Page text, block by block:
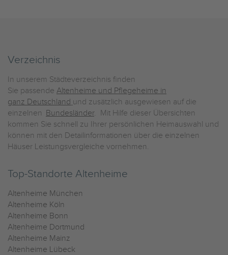
Verzeichnis
In unserem Städteverzeichnis finden
Sie passende Altenheime und Pflegeheime in
ganz Deutschland und zusätzlich ausgewiesen auf die
einzelnen Bundesländer. Mit Hilfe dieser Übersichten
kommen Sie schnell zu Ihrer persönlichen Heimauswahl und
können mit den Detailinformationen über die einzelnen
Häuser Leistungsvergleiche vornehmen.
Top-Standorte Altenheime
Altenheime München
Altenheime Köln
Altenheime Bonn
Altenheime Dortmund
Altenheime Mainz
Altenheime Lübeck